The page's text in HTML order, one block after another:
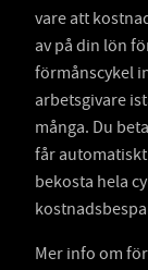
vare att
av på din lön
förmånscykel
arbetsgivare
många. Du
får
bekosta hela
Mer info om